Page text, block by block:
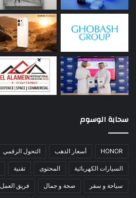
سحابة الوسوم
HONOR أسعار الذهب التحول الرقمي
السيارات الكهربائية المحتوى تقنية
سياحة و سفر صحة و جمال فريق العمل